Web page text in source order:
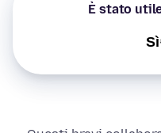
È stato